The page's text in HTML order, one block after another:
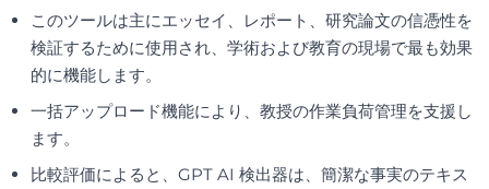
このツールは主にエッセイ、レポート、研究論文の信憑性を
検証するために使用され、学術および教育の現場で最も効果
的に機能します。
一括アップロード機能により、教授の作業負荷管理を支援し
ます。
比較評価によると、GPT AI 検出器は、簡潔な事実のテキス